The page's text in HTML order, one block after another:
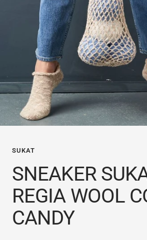
SUKAT
SNEAKER
REGIA WOOL
CANDY